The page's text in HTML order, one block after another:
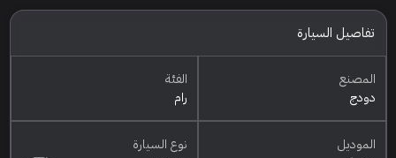
تفاصيل السيارة
المصنع
دودج
الفئة
رام
الموديل
نوع السيارة